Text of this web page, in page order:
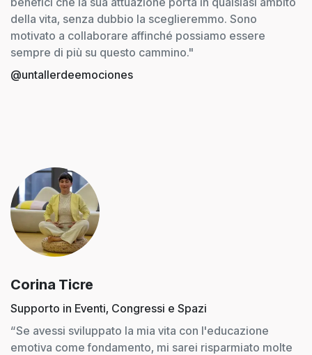
della vita, senza dubbio la sceglieremmo. Sono
motivato a collaborare affinché possiamo essere
sempre di più su questo cammino."
@untallerdeemociones
Corina Ticre
Supporto in Eventi, Congressi e Spazi
“Se avessi sviluppato la mia vita con l'educazione
emotiva come fondamento, mi sarei risparmiato molte